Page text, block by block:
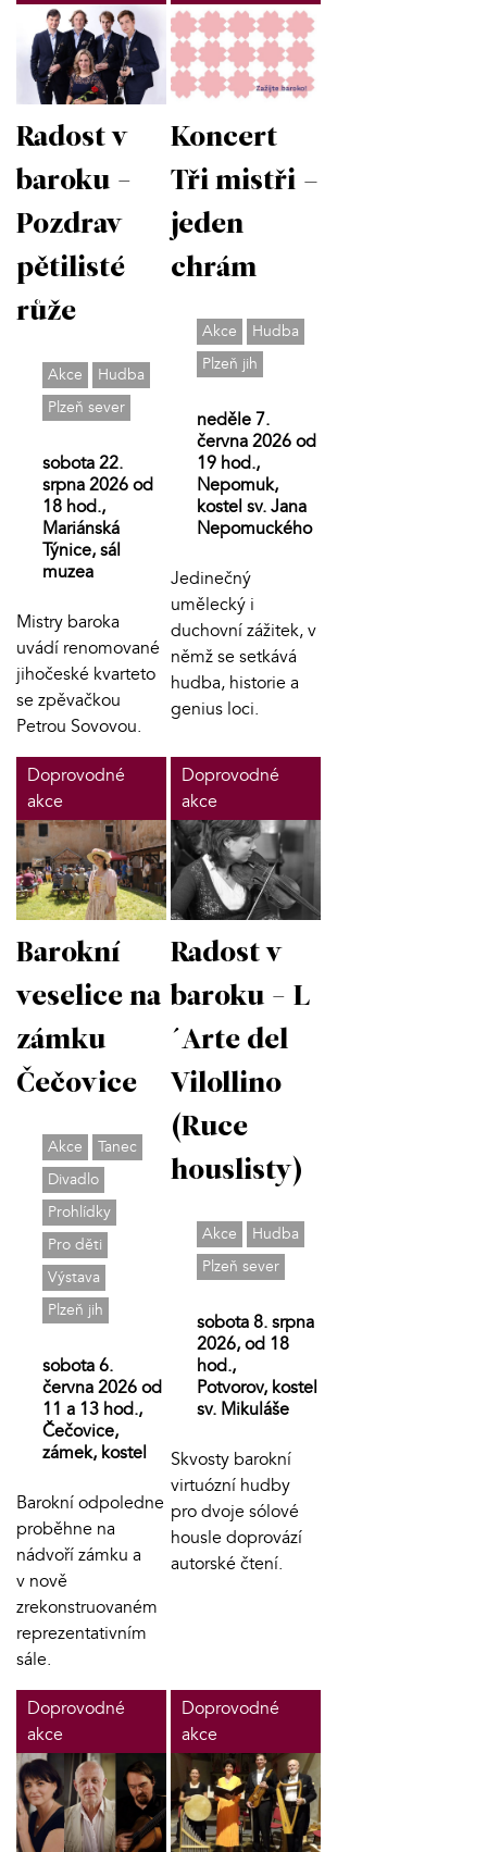
Radost v
baroku -
Pozdrav
pětilisté
růže
Akce
Hudba
Plzeň sever
sobota 22.
srpna 2026 od
18 hod.,
Mariánská
Týnice, sál
muzea
Mistry baroka
uvádí renomované
jihočeské kvarteto
se zpěvačkou
Petrou Sovovou.
Koncert
Tři mistři –
jeden
chrám
Akce
Hudba
Plzeň jih
neděle 7.
června 2026 od
19 hod.,
Nepomuk,
kostel sv. Jana
Nepomuckého
Jedinečný
umělecký i
duchovní zážitek, v
němž se setkává
hudba, historie a
genius loci.
Doprovodné
akce
Barokní
veselice na
zámku
Čečovice
Akce
Tanec
Divadlo
Prohlídky
Pro děti
Výstava
Plzeň jih
sobota 6.
června 2026 od
11 a 13 hod.,
Čečovice,
zámek, kostel
Barokní odpoledne
proběhne na
nádvoří zámku a
v nově
zrekonstruovaném
reprezentativním
sále.
Doprovodné
akce
Radost v
baroku - L
´Arte del
Vilollino
(Ruce
houslisty)
Akce
Hudba
Plzeň sever
sobota 8. srpna
2026, od 18
hod.,
Potvorov, kostel
sv. Mikuláše
Skvosty barokní
virtuózní hudby
pro dvoje sólové
housle doprovází
autorské čtení.
Doprovodné
akce
Doprovodné
akce